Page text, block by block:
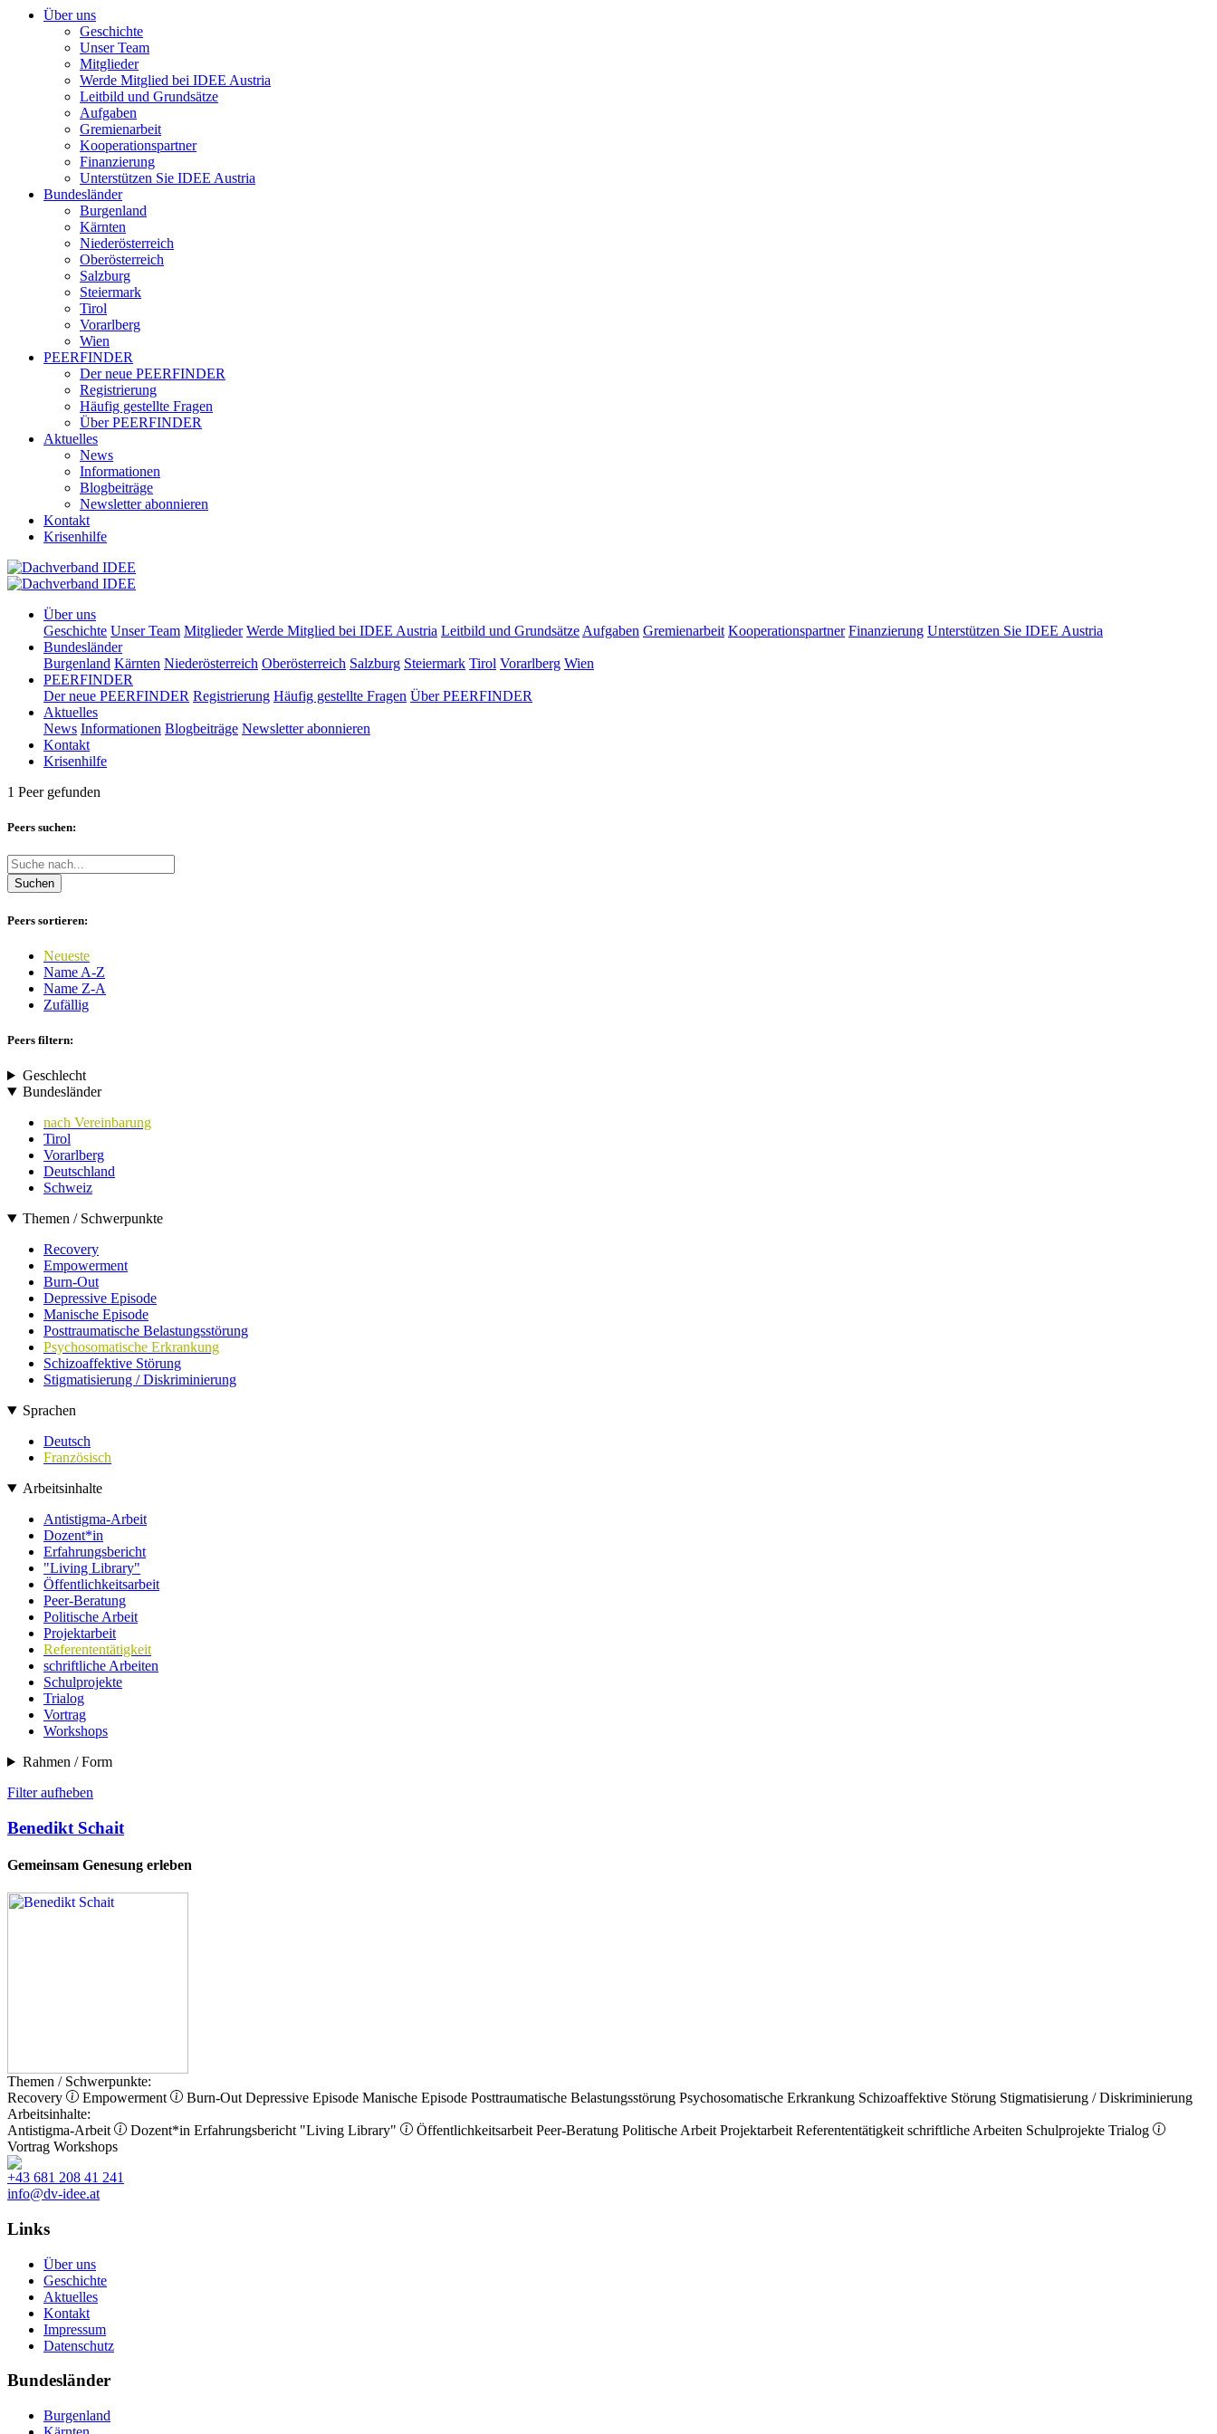
Über uns
Geschichte
Unser Team
Mitglieder
Werde Mitglied bei IDEE Austria
Leitbild und Grundsätze
Aufgaben
Gremienarbeit
Kooperationspartner
Finanzierung
Unterstützen Sie IDEE Austria
Bundesländer
Burgenland
Kärnten
Niederösterreich
Oberösterreich
Salzburg
Steiermark
Tirol
Vorarlberg
Wien
PEERFINDER
Der neue PEERFINDER
Registrierung
Häufig gestellte Fragen
Über PEERFINDER
Aktuelles
News
Informationen
Blogbeiträge
Newsletter abonnieren
Kontakt
Krisenhilfe
Über uns
Geschichte Unser Team Mitglieder Werde Mitglied bei IDEE Austria Leitbild und Grundsätze Aufgaben Gremienarbeit Kooperationspartner Finanzierung Unterstützen Sie IDEE Austria
Bundesländer
Burgenland Kärnten Niederösterreich Oberösterreich Salzburg Steiermark Tirol Vorarlberg Wien
PEERFINDER
Der neue PEERFINDER Registrierung Häufig gestellte Fragen Über PEERFINDER
Aktuelles
News Informationen Blogbeiträge Newsletter abonnieren
Kontakt
Krisenhilfe
1 Peer gefunden
Peers suchen:
Suchen
Peers sortieren:
Neueste
Name A-Z
Name Z-A
Zufällig
Peers filtern:
Geschlecht
Bundesländer
nach Vereinbarung
Tirol
Vorarlberg
Deutschland
Schweiz
Themen / Schwerpunkte
Recovery
Empowerment
Burn-Out
Depressive Episode
Manische Episode
Posttraumatische Belastungsstörung
Psychosomatische Erkrankung
Schizoaffektive Störung
Stigmatisierung / Diskriminierung
Sprachen
Deutsch
Französisch
Arbeitsinhalte
Antistigma-Arbeit
Dozent*in
Erfahrungsbericht
"Living Library"
Öffentlichkeitsarbeit
Peer-Beratung
Politische Arbeit
Projektarbeit
Referententätigkeit
schriftliche Arbeiten
Schulprojekte
Trialog
Vortrag
Workshops
Rahmen / Form
Filter aufheben
Benedikt Schait
Gemeinsam Genesung erleben
Themen / Schwerpunkte:
Recovery
Empowerment Burn-Out Depressive Episode Manische Episode Posttraumatische Belastungsstörung Psychosomatische Erkrankung Schizoaffektive Störung Stigmatisierung / Diskriminierung
Arbeitsinhalte:
Antistigma-Arbeit
Dozent*in Erfahrungsbericht "Living Library" Öffentlichkeitsarbeit Peer-Beratung Politische Arbeit Projektarbeit Referententätigkeit schriftliche Arbeiten Schulprojekte Trialog
Vortrag Workshops
+43 681 208 41 241
info@dv-idee.at
Links
Über uns
Geschichte
Aktuelles
Kontakt
Impressum
Datenschutz
Bundesländer
Burgenland